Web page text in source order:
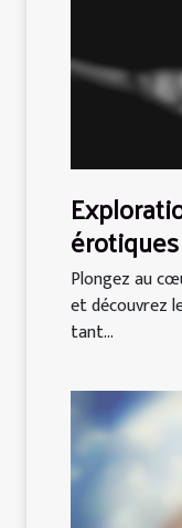
Plongez au
et découvrez
tant...